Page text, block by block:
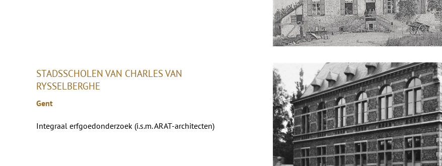
STADSSCHOLEN VAN CHARLES VAN
RYSSELBERGHE
Gent
Integraal erfgoedonderzoek (i.s.m. ARAT-architecten)